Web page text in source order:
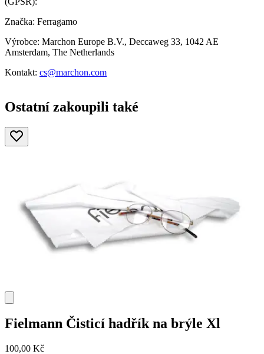
Značka: Ferragamo
Výrobce: Marchon Europe B.V., Deccaweg 33, 1042 AE
Amsterdam, The Netherlands
Kontakt: cs@marchon.com
Ostatní zakoupili také
Fielmann Čisticí hadřík na brýle Xl
100,00 Kč